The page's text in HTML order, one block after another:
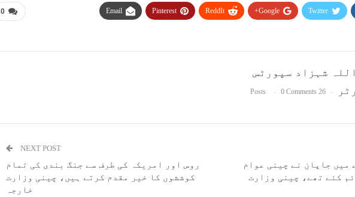
0 Twitter
Google+
ReddIt
Pinterest
Email
شہزاد سپورٹس
26 Posts
0 Comments
میں جاپان نے چینی عوام
کئے تھے، چینی وزارت
NEXT POST
روس اور امریکہ کی طرف سے جنگ بندی کی تمام
کوششوں کا خیر مقدم کرتے ہیں، چینی وزارت
خارجہ